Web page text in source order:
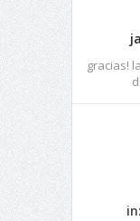
gracias!
in: